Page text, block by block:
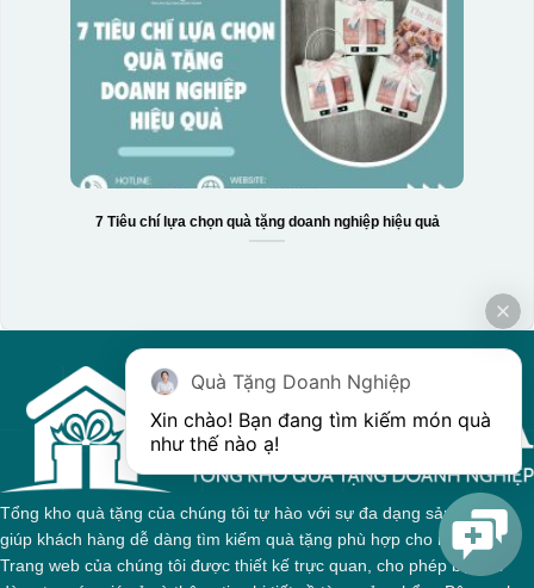
Hộp xi 3 hũ mứt
7 Tiêu chí lựa chọn quà tặng doanh nghiệp hiệu quả
Tổng kho quà tặng của chúng tôi tự hào với sự đa dạng sản phẩm,
giúp khách hàng dễ dàng tìm kiếm quà tặng phù hợp cho mọi dịp.
Trang web của chúng tôi được thiết kế trực quan, cho phép bạn dễ
Quà Tặng Doanh Nghiệp
Xin chào! Bạn đang tìm kiếm món quà
như thế nào ạ!